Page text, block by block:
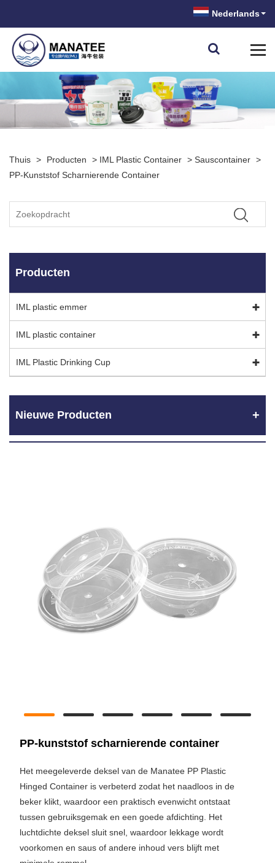
Nederlands
Thuis > Producten > IML Plastic Container > Sauscontainer >
PP-Kunststof Scharnierende Container
Producten
IML plastic emmer
IML plastic container
IML Plastic Drinking Cup
Nieuwe Producten
PP-kunststof scharnierende container
Het meegeleverde deksel van de Manatee PP Plastic
Hinged Container is verbeterd zodat het naadloos in de
beker klikt, waardoor een praktisch evenwicht ontstaat
tussen gebruiksgemak en een goede afdichting. Het
luchtdichte deksel sluit snel, waardoor lekkage wordt
voorkomen en saus of andere inhoud vers blijft met